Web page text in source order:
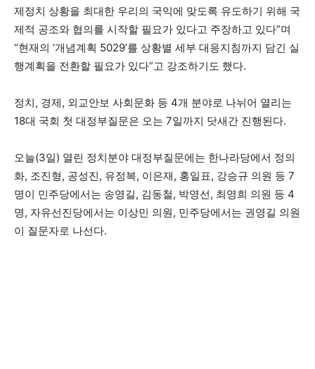
제정치 상황을 최대한 우리의 국익에 맞도록 유도하기 위해 국
제적 공조와 협의를 시작할 필요가 있다고 주장하고 있다”며
“현재의 ‘개념계획 5029’를 상황별 세부 대응지침까지 담긴 실
행계획을 전환할 필요가 있다”고 강조하기도 했다.
정치, 경제, 외교안보 사회문화 등 4개 분야로 나뉘어 열리는
18대 국회 첫 대정부질문은 오는 7일까지 닷새간 진행된다.
오늘(3일) 열린 정치분야 대정부질문에는 한나라당에서 정의
화, 조진형, 공성진, 유정복, 이은재, 홍일표, 강승규 의원 등 7
명이 민주당에서는 송영길, 김동철, 박영선, 최영희 의원 등 4
명, 자유선진당에서는 이상민 의원, 민주당에서는 권영길 의원
이 질문자로 나선다.